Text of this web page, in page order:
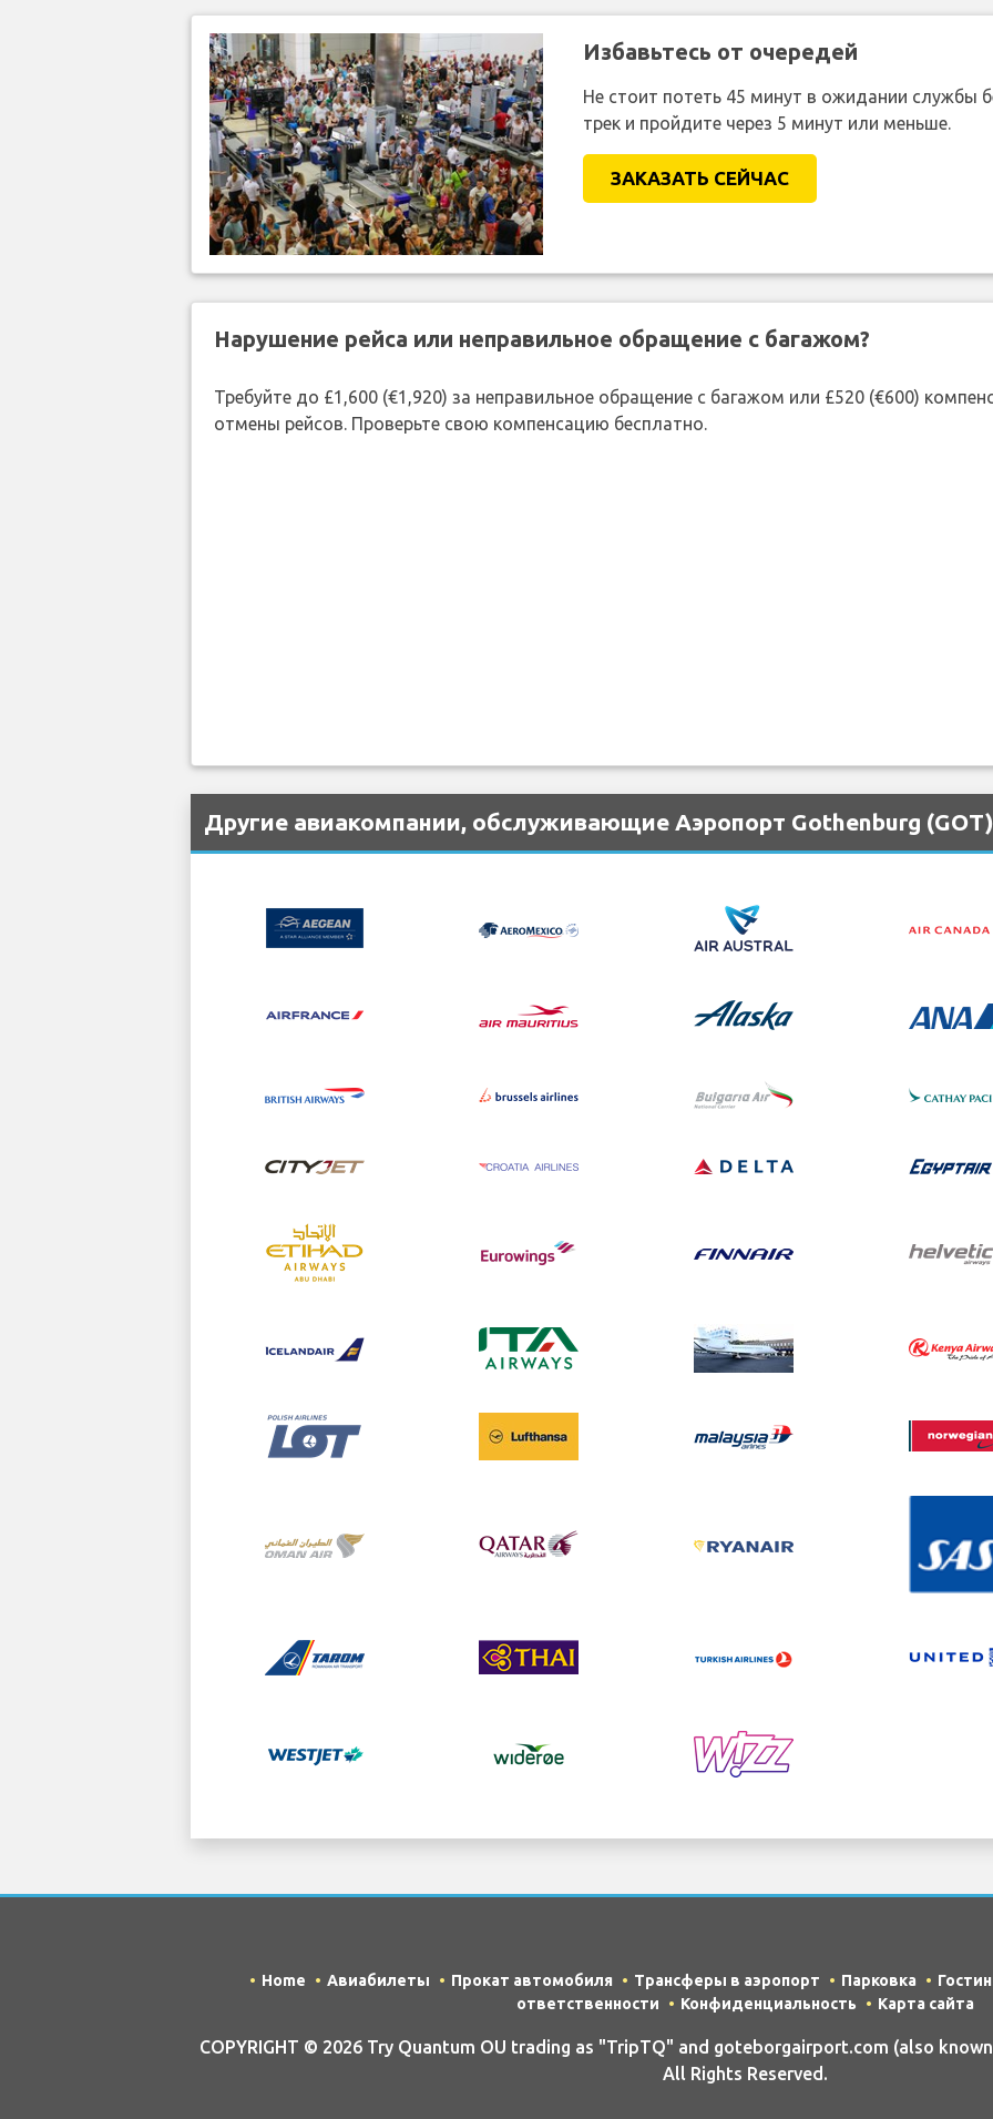
Избавьтесь от очередей
Не стоит потеть 45 минут в ожидании службы
трек и пройдите через 5 минут или меньше.
ЗАКАЗАТЬ СЕЙЧАС
Нарушение рейса или неправильное обращение с багажом?
Требуйте до £1,600 (€1,920) за неправильное обращение с багажом или £520 (€600)
отмены рейсов. Проверьте свою компенсацию бесплатно.
Другие авиакомпании, обслуживающие Аэропорт Gothenburg (GOT)
Home Авиабилеты Прокат автомобиля Трансферы в аэропорт Парковка
ответственности
Конфиденциальность Карта сайта
COPYRIGHT © 2026 Try Quantum OU trading as "TripTQ" and goteborgairport.com (also
All Rights Reserved.